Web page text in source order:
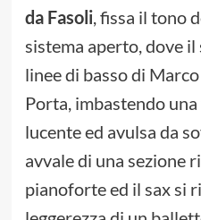
da Fasoli, fissa il tono
sistema aperto, dove
linee di basso di
Porta, imbastendo
lucente ed avulsa da
avvale di una sezione
pianoforte ed il sax si